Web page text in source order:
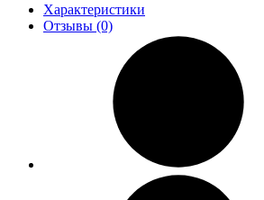
Характеристики
Отзывы (0)